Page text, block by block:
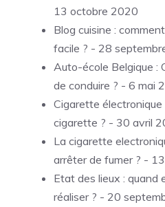
13 octobre 2020
Blog cuisine :
facile ? - 28
Auto-école Belgique :
de conduire ? - 6 mai
Cigarette
cigarette ? - 30 avril
La cigarette
arrêter de fumer ? -
Etat des lieux : quand
réaliser ? - 20